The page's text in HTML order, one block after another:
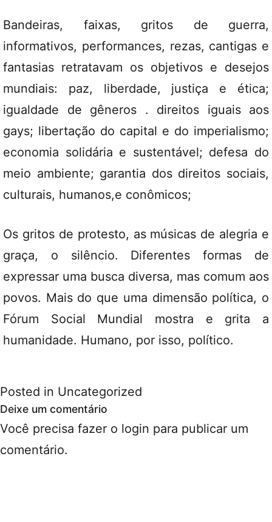
Bandeiras, faixas, gritos de guerra,
informativos, performances, rezas, cantigas e
fantasias retratavam os objetivos e desejos
mundiais: paz, liberdade, justiça e ética;
igualdade de gêneros . direitos iguais aos
gays; libertação do capital e do imperialismo;
economia solidária e sustentável; defesa do
meio ambiente; garantia dos direitos sociais,
culturais, humanos,e conômicos;
Os gritos de protesto, as músicas de alegria e
graça, o silêncio. Diferentes formas de
expressar uma busca diversa, mas comum aos
povos. Mais do que uma dimensão política, o
Fórum Social Mundial mostra e grita a
humanidade. Humano, por isso, político.
Posted in Uncategorized
Deixe um comentário
Você precisa fazer o login para publicar um
comentário.